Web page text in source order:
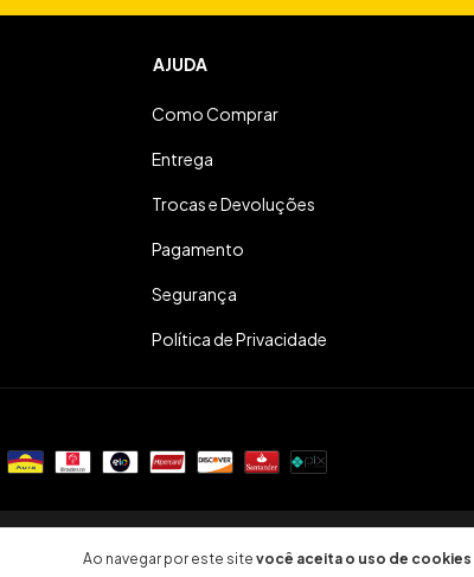
Ao navegar por este site você aceita o uso de cookies
AJUDA
Como Comprar
Entrega
Trocas e Devoluções
Pagamento
Segurança
Política de Privacidade